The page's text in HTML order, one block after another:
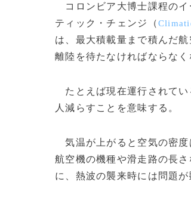
コロンビア大博士課程のイ
ティック・チェンジ（
は、最大積載量まで積んだ
離陸を待たなければならなく
たとえば現在運行されてい
人減らすことを意味する。
気温が上がると空気の密度
航空機の機種や滑走路の長
に、熱波の襲来時には問題が